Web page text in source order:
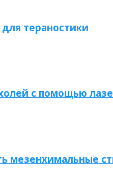
тераностики
с помощью
мезенхимальные